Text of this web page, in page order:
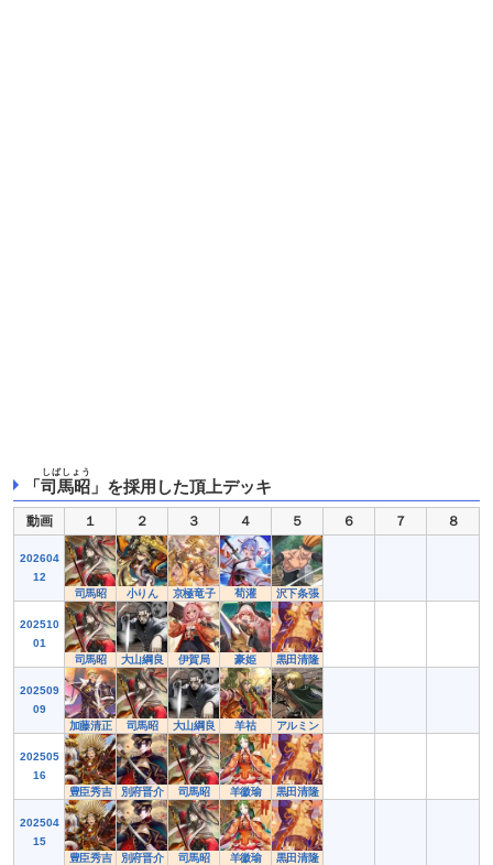
「司馬昭
しばしょう
」を採用した頂上デッキ
動画 １ ２ ３ ４ ５ ６ ７ ８
202604
12
司馬昭
小りん 京極竜子 荀灌 沢下条張
202510
01
司馬昭
大山綱良 伊賀局 豪姫 黒田清隆
202509
09
加藤清正
司馬昭 大山綱良 羊祜 アルミン
202505
16
豊臣秀吉
別府晋介 司馬昭 羊徽瑜 黒田清隆
202504
15
豊臣秀吉
別府晋介 司馬昭 羊徽瑜 黒田清隆